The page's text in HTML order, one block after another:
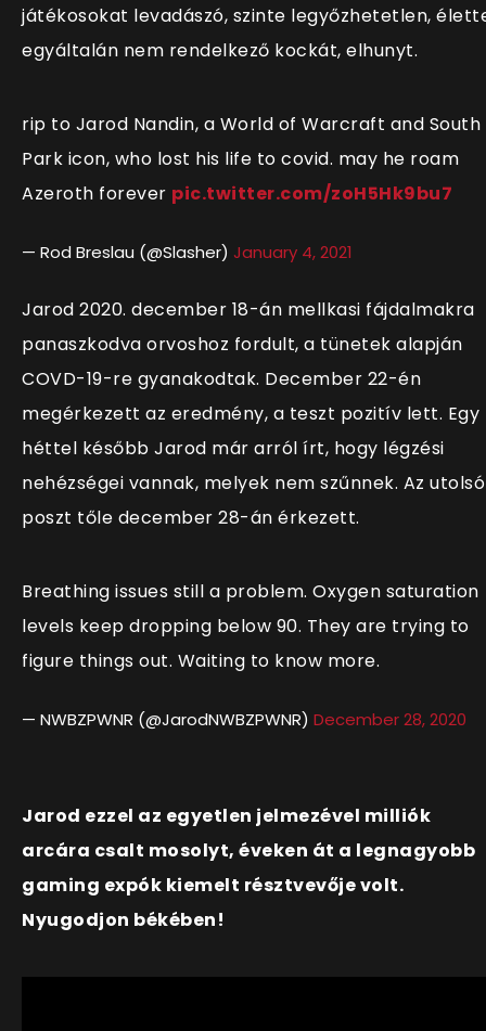
játékosokat levadászó, szinte legyőzhetetlen,
egyáltalán nem rendelkező kockát, elhunyt.
rip to Jarod Nandin, a World of Warcraft and South
Park icon, who lost his life to covid. may he roam
Azeroth forever pic.twitter.com/zoH5Hk9bu7
— Rod Breslau (@Slasher) January 4, 2021
Jarod 2020. december 18-án mellkasi fájdalmakra
panaszkodva orvoshoz fordult, a tünetek alapján
COVD-19-re gyanakodtak. December 22-én
megérkezett az eredmény, a teszt pozitív lett. Egy
héttel később Jarod már arról írt, hogy légzési
nehézségei vannak, melyek nem szűnnek. Az utolsó
poszt tőle december 28-án érkezett.
Breathing issues still a problem. Oxygen saturation
levels keep dropping below 90. They are trying to
figure things out. Waiting to know more.
— NWBZPWNR (@JarodNWBZPWNR) December 28, 2020
Jarod ezzel az egyetlen jelmezével milliók
arcára csalt mosolyt, éveken át a legnagyobb
gaming expók kiemelt résztvevője volt.
Nyugodjon békében!